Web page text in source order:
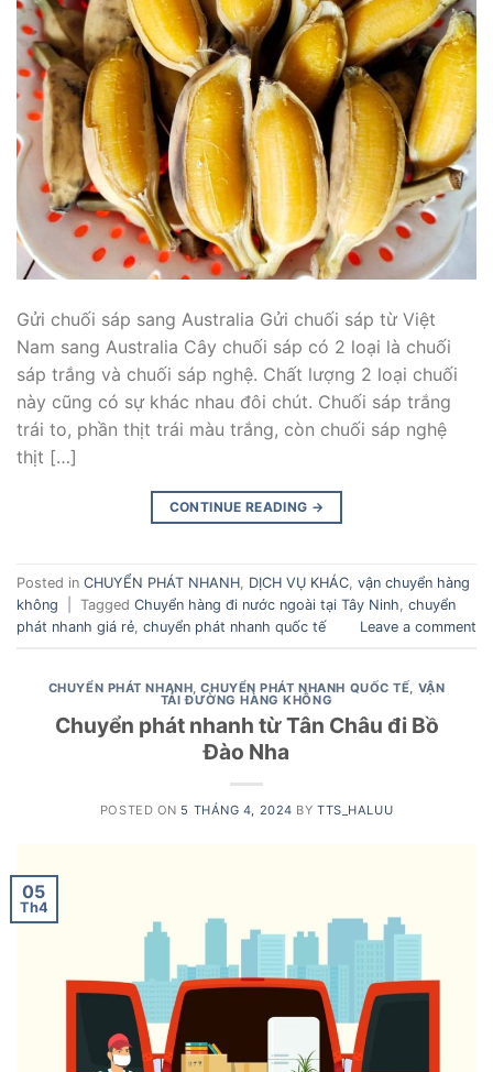
Gửi chuối sáp sang Australia Gửi chuối sáp từ Việt
Nam sang Australia Cây chuối sáp có 2 loại là chuối
sáp trắng và chuối sáp nghệ. Chất lượng 2 loại chuối
này cũng có sự khác nhau đôi chút. Chuối sáp trắng
trái to, phần thịt trái màu trắng, còn chuối sáp nghệ
thịt […]
CONTINUE READING →
Posted in CHUYỂN PHÁT NHANH DỊCH VỤ KHÁC vận chuyển hàng
không
Tagged Chuyển hàng đi nước ngoài tại Tây Ninh chuyển
phát nhanh giá rẻ chuyển phát nhanh quốc tế Leave a comment
CHUYỂN PHÁT NHANH ,CHUYỂN PHÁT NHANH QUỐC TẾ VẬN
TẢI ĐƯỜNG HÀNG KHÔNG
Chuyển phát nhanh từ Tân Châu đi Bồ
Đào Nha
POSTED ON 5 THÁNG 4, 2024 BYTTS_HALUU
05
Th4